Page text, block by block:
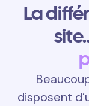
La
disposent